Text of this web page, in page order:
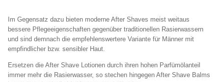
Im Gegensatz dazu bieten moderne After Shaves meist weitaus
bessere Pflegeeigenschaften gegenüber traditionellen Rasierwassern
und sind demnach die empfehlenswertere Variante für Männer mit
empfindlicher bzw. sensibler Haut.
Ersetzen die After Shave Lotionen durch ihren hohen Parfümölanteil
immer mehr die Rasierwasser, so stechen hingegen After Shave Balms